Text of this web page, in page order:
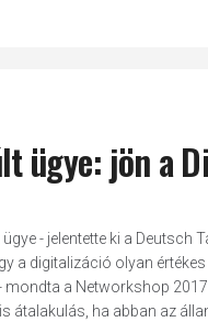
ügye: jön a
- jelentette ki a
a digitalizáció olyan
a Networkshop
átalakulás, ha abban az